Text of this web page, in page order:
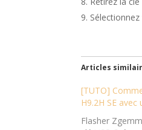
Sélectionnez
Articles
[TUTO]
H9.2H SE avec
Flasher